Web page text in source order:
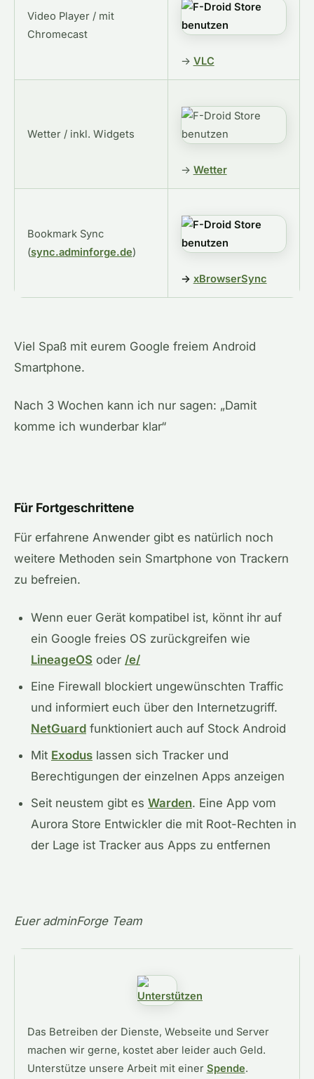
Video Player / mit
Chromecast
→ VLC
Wetter / inkl. Widgets
→ Wetter
Bookmark Sync
(sync.adminforge.de)
→ xBrowserSync
Viel Spaß mit eurem Google freiem Android
Smartphone.
Nach 3 Wochen kann ich nur sagen: „Damit
komme ich wunderbar klar“
Für Fortgeschrittene
Für erfahrene Anwender gibt es natürlich noch
weitere Methoden sein Smartphone von Trackern
zu befreien.
Wenn euer Gerät kompatibel ist, könnt ihr auf
ein Google freies OS zurückgreifen wie
LineageOS oder /e/
Eine Firewall blockiert ungewünschten Traffic
und informiert euch über den Internetzugriff.
NetGuard funktioniert auch auf Stock Android
Mit Exodus lassen sich Tracker und
Berechtigungen der einzelnen Apps anzeigen
Seit neustem gibt es Warden. Eine App vom
Aurora Store Entwickler die mit Root-Rechten in
der Lage ist Tracker aus Apps zu entfernen
Euer adminForge Team
Das Betreiben der Dienste, Webseite und Server
machen wir gerne, kostet aber leider auch Geld.
Unterstütze unsere Arbeit mit einer Spende.